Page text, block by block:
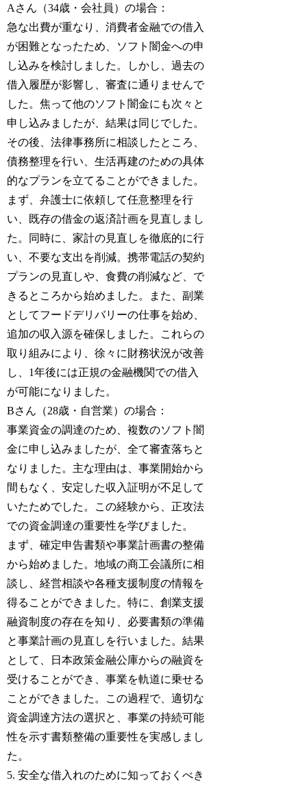
Aさん（34歳・会社員）の場合：
急な出費が重なり、消費者金融での借入
が困難となったため、ソフト闇金への申
し込みを検討しました。しかし、過去の
借入履歴が影響し、審査に通りませんで
した。焦って他のソフト闇金にも次々と
申し込みましたが、結果は同じでした。
その後、法律事務所に相談したところ、
債務整理を行い、生活再建のための具体
的なプランを立てることができました。
まず、弁護士に依頼して任意整理を行
い、既存の借金の返済計画を見直しまし
た。同時に、家計の見直しを徹底的に行
い、不要な支出を削減。携帯電話の契約
プランの見直しや、食費の削減など、で
きるところから始めました。また、副業
としてフードデリバリーの仕事を始め、
追加の収入源を確保しました。これらの
取り組みにより、徐々に財務状況が改善
し、1年後には正規の金融機関での借入
が可能になりました。
Bさん（28歳・自営業）の場合：
事業資金の調達のため、複数のソフト闇
金に申し込みましたが、全て審査落ちと
なりました。主な理由は、事業開始から
間もなく、安定した収入証明が不足して
いたためでした。この経験から、正攻法
での資金調達の重要性を学びました。
まず、確定申告書類や事業計画書の整備
から始めました。地域の商工会議所に相
談し、経営相談や各種支援制度の情報を
得ることができました。特に、創業支援
融資制度の存在を知り、必要書類の準備
と事業計画の見直しを行いました。結果
として、日本政策金融公庫からの融資を
受けることができ、事業を軌道に乗せる
ことができました。この過程で、適切な
資金調達方法の選択と、事業の持続可能
性を示す書類整備の重要性を実感しまし
た。
5. 安全な借入れのために知っておくべき